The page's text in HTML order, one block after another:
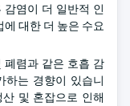
감염이 더 일반적 인
대한 더 높은 수요
폐렴과 같은 호흡 감
하는 경향이 있습니
및 혼잡으로 인해